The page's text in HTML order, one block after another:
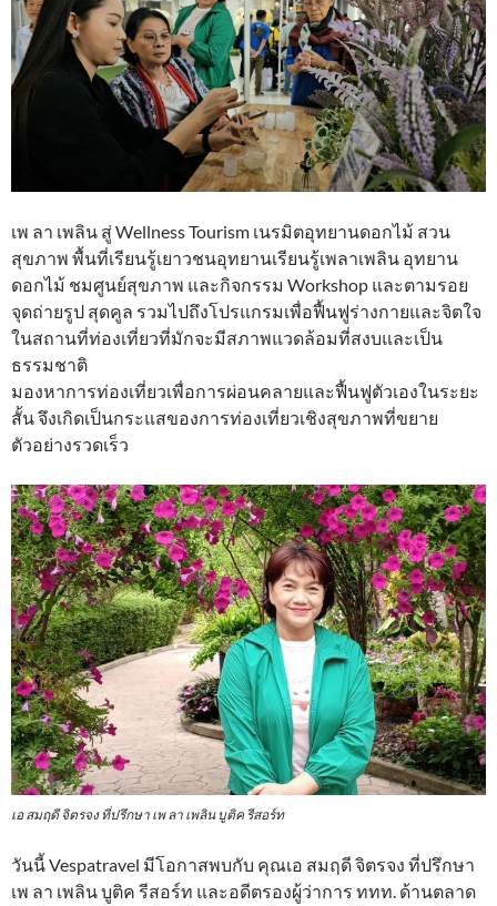
เพ ลา เพลิน สู่ Wellness Tourism เนรมิตอุทยานดอกไม้ สวน
สุขภาพ พื้นที่เรียนรู้เยาวชนอุทยานเรียนรู้เพลาเพลิน อุทยาน
ดอกไม้ ชมศูนย์สุขภาพ และกิจกรรม Workshop และตามรอย
จุดถ่ายรูป สุดคูล รวมไปถึงโปรแกรมเพื่อฟื้นฟูร่างกายและจิตใจ
ในสถานที่ท่องเที่ยวที่มักจะมีสภาพแวดล้อมที่สงบและเป็น
ธรรมชาติ
มองหาการท่องเที่ยวเพื่อการผ่อนคลายและฟื้นฟูตัวเองในระยะ
สั้น จึงเกิดเป็นกระแสของการท่องเที่ยวเชิงสุขภาพที่ขยาย
ตัวอย่างรวดเร็ว
เอ สมฤดี จิตรจง ที่ปรึกษา เพ ลา เพลิน บูติค รีสอร์ท
วันนี้ Vespatravel มีโอกาสพบกับ คุณเอ สมฤดี จิตรจง ที่ปรึกษา
เพ ลา เพลิน บูติค รีสอร์ท และอดีตรองผู้ว่าการ ททท. ด้านตลาด